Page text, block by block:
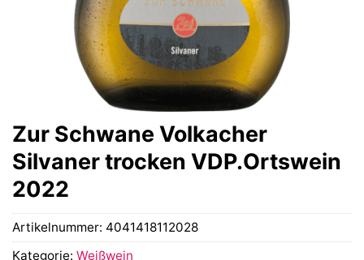
Zur Schwane Volkacher
Silvaner trocken VDP.Ortswein
2022
Artikelnummer: 4041418112028
Kategorie: Weißwein